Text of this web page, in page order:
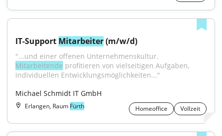
IT-Support Mitarbeiter (m/w/d)
Mitarbeitende profitieren von vielseitigen Aufgaben,
individuellen Entwicklungsmöglichkeiten..."
Michael Schmidt IT GmbH
Erlangen, Raum Fürth Homeoffice Vollzeit